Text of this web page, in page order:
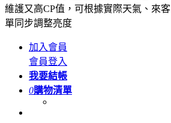
維護又高CP值，可根據實際天氣、來
單同步調整亮度
加入會員
會員登入
我要結帳
0購物清單